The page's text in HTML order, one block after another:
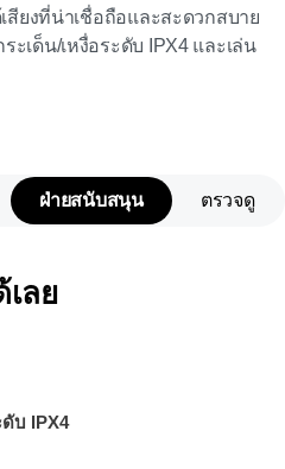
สียงที่น่าเชื่อถือและสะดวกสบาย
เด็น/เหงื่อระดับ IPX4 และเล่น
ฝ่ายสนับสนุน ตรวจดู
ลย
ดับ IPX4